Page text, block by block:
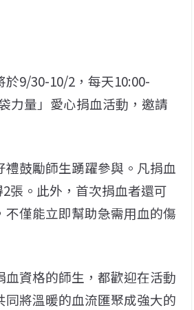
9/30-10/2，每天10:00-
力量」愛心捐血活動，邀請
鼓勵師生踴躍參與。凡捐血
張。此外，首次捐血者還可
僅能立即幫助急需用血的傷
資格的師生，都歡迎在活動
將溫暖的血流匯聚成強大的